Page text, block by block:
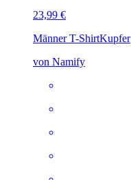
23,99 €
Männer T-ShirtKupfer
von Namify